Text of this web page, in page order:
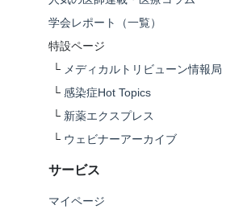
学会レポート（一覧）
特設ページ
└ メディカルトリビューン情報局
└ 感染症Hot Topics
└ 新薬エクスプレス
└ ウェビナーアーカイブ
サービス
マイページ